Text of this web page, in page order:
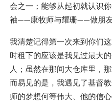
会之一；能够从起初就认识
袖——康牧师与耀珊——做朋友
我清楚记得第一次来到你们
时租下的应该是我见过最大
人；虽然在那间大仓库里，
而易见的是，我遇见了基督
师的梦想何等伟大、他的信